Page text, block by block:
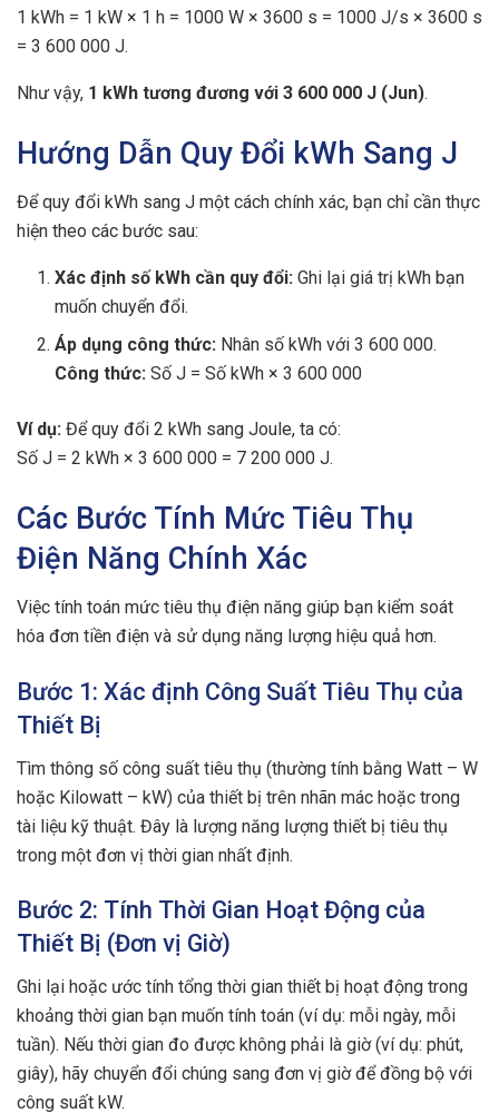
1 kWh = 1 kW × 1 h = 1000 W × 3600 s = 1000 J/s × 3600 s
= 3 600 000 J.
Như vậy, 1 kWh tương đương với 3 600 000 J (Jun).
Hướng Dẫn Quy Đổi kWh Sang J
Để quy đổi kWh sang J một cách chính xác, bạn chỉ cần thực
hiện theo các bước sau:
Xác định số kWh cần quy đổi: Ghi lại giá trị kWh bạn
muốn chuyển đổi.
Áp dụng công thức: Nhân số kWh với 3 600 000.
Công thức: Số J = Số kWh × 3 600 000
Ví dụ: Để quy đổi 2 kWh sang Joule, ta có:
Số J = 2 kWh × 3 600 000 = 7 200 000 J.
Các Bước Tính Mức Tiêu Thụ
Điện Năng Chính Xác
Việc tính toán mức tiêu thụ điện năng giúp bạn kiểm soát
hóa đơn tiền điện và sử dụng năng lượng hiệu quả hơn.
Bước 1: Xác định Công Suất Tiêu Thụ của
Thiết Bị
Tìm thông số công suất tiêu thụ (thường tính bằng Watt – W
hoặc Kilowatt – kW) của thiết bị trên nhãn mác hoặc trong
tài liệu kỹ thuật. Đây là lượng năng lượng thiết bị tiêu thụ
trong một đơn vị thời gian nhất định.
Bước 2: Tính Thời Gian Hoạt Động của
Thiết Bị (Đơn vị Giờ)
Ghi lại hoặc ước tính tổng thời gian thiết bị hoạt động trong
khoảng thời gian bạn muốn tính toán (ví dụ: mỗi ngày, mỗi
tuần). Nếu thời gian đo được không phải là giờ (ví dụ: phút,
giây), hãy chuyển đổi chúng sang đơn vị giờ để đồng bộ với
công suất kW.